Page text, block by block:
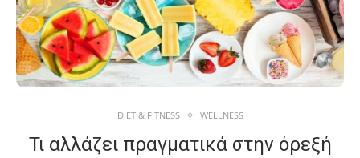
DIET & FITNESS WELLNESS
Τι αλλάζει πραγματικά στην όρεξή